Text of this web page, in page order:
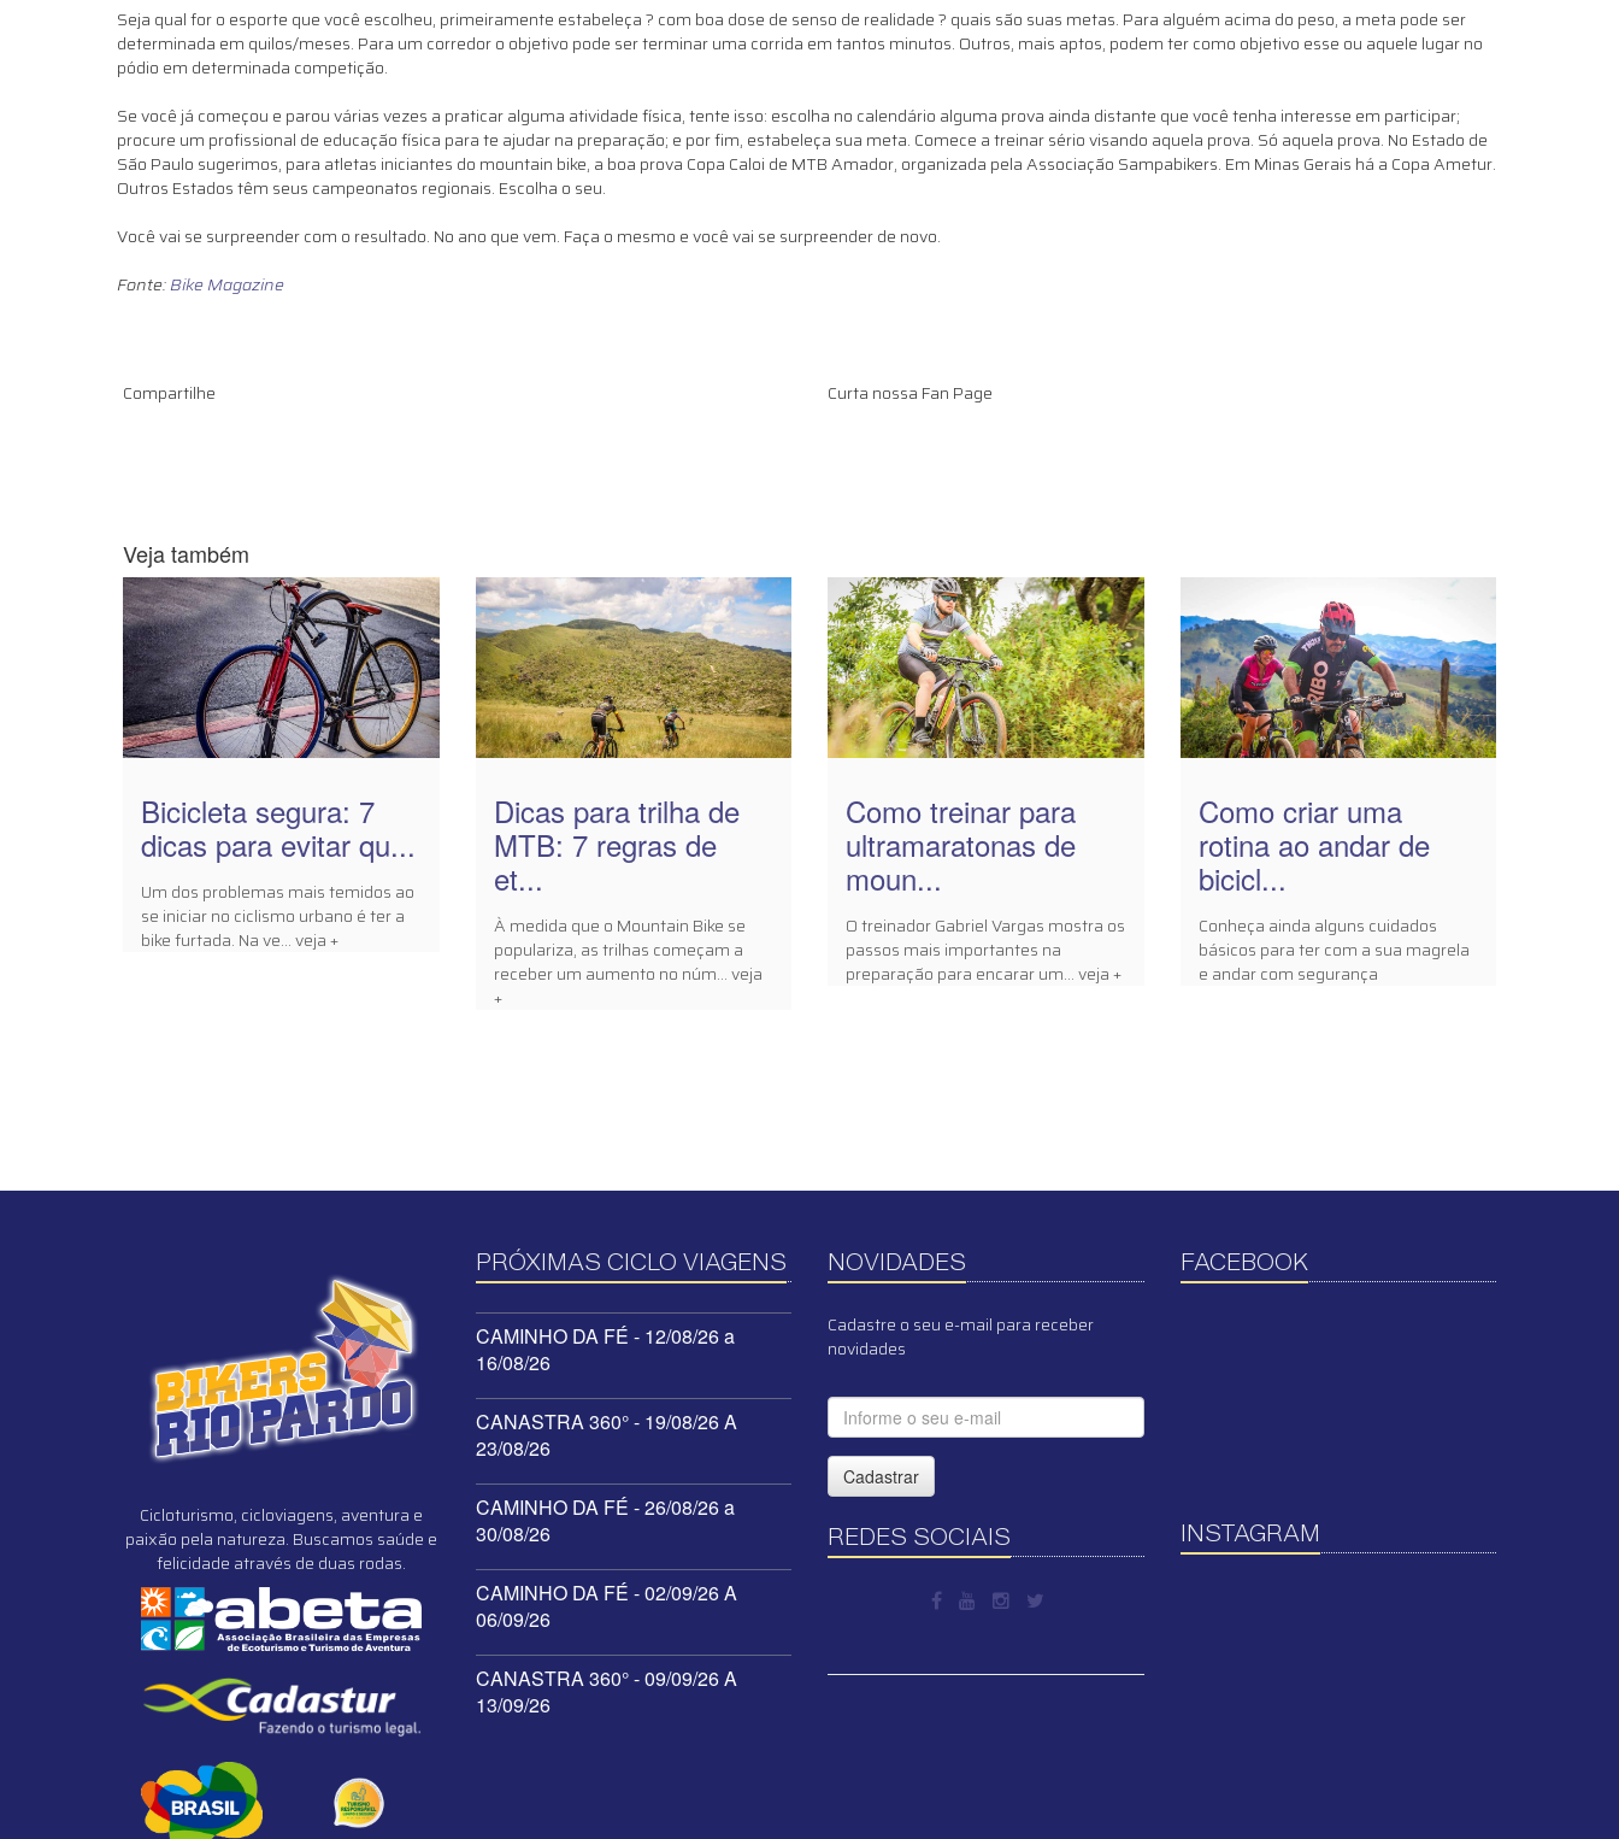
Seja qual for o esporte que você escolheu, primeiramente estabeleça ? com boa dose de senso de realidade ? quais são suas metas. Para alguém acima do peso, a meta pode ser
determinada em quilos/meses. Para um corredor o objetivo pode ser terminar uma corrida em tantos minutos. Outros, mais aptos, podem ter como objetivo esse ou aquele lugar no
pódio em determinada competição.
Se você já começou e parou várias vezes a praticar alguma atividade física, tente isso: escolha no calendário alguma prova ainda distante que você tenha interesse em participar;
procure um profissional de educação física para te ajudar na preparação; e por fim, estabeleça sua meta. Comece a treinar sério visando aquela prova. Só aquela prova. No Estado de
São Paulo sugerimos, para atletas iniciantes do mountain bike, a boa prova Copa Caloi de MTB Amador, organizada pela Associação Sampabikers. Em Minas Gerais há a Copa Ametur.
Outros Estados têm seus campeonatos regionais. Escolha o seu.
Você vai se surpreender com o resultado. No ano que vem. Faça o mesmo e você vai se surpreender de novo.
Fonte:Bike Magazine
Compartilhe Curta nossa Fan Page
Veja também
Bicicleta segura: 7
dicas para evitar qu...
Um dos problemas mais temidos ao
se iniciar no ciclismo urbano é ter a
bike furtada. Na ve... veja +
Dicas para trilha de
MTB: 7 regras de
et...
À medida que o Mountain Bike se
populariza, as trilhas começam a
receber um aumento no núm... veja
+
Como treinar para
ultramaratonas de
moun...
O treinador Gabriel Vargas mostra os
passos mais importantes na
preparação para encarar um... veja +
Como criar uma
rotina ao andar de
bicicl...
Conheça ainda alguns cuidados
básicos para ter com a sua magrela
e andar com segurança
Cicloturismo, cicloviagens, aventura e
paixão pela natureza. Buscamos saúde e
felicidade através de duas rodas.
PRÓXIMAS CICLO VIAGENS
CAMINHO DA FÉ - 12/08/26 a
16/08/26
CANASTRA 360° - 19/08/26 A
23/08/26
CAMINHO DA FÉ - 26/08/26 a
30/08/26
CAMINHO DA FÉ - 02/09/26 A
06/09/26
CANASTRA 360° - 09/09/26 A
13/09/26
NOVIDADES
Cadastre o seu e-mail para receber
novidades
Cadastrar
REDES SOCIAIS
FACEBOOK
INSTAGRAM